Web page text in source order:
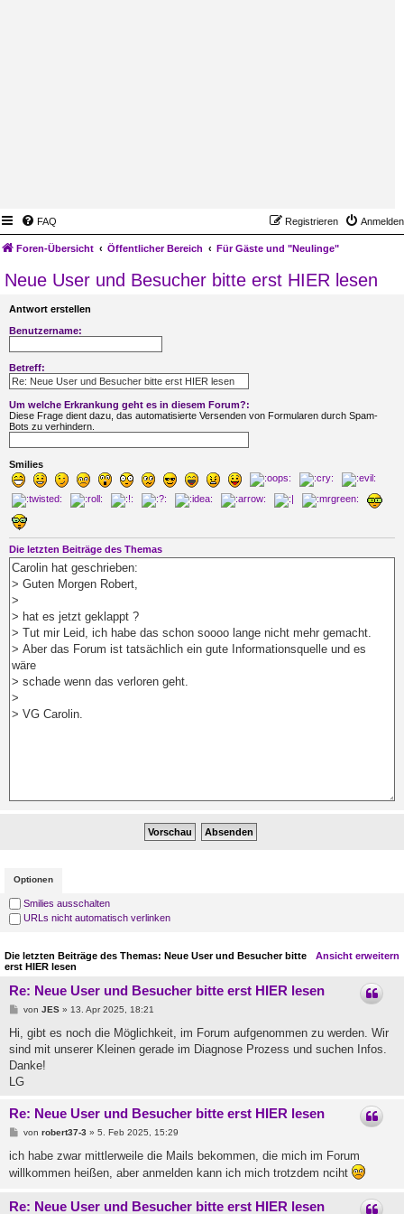
FAQ Anmelden
Registrieren
Foren-Übersicht Öffentlicher Bereich Für Gäste und "Neulinge"
Neue User und Besucher bitte erst HIER lesen
Antwort erstellen
Benutzername:
Betreff:
Um welche Erkrankung geht es in diesem Forum?:
Diese Frage dient dazu, das automatisierte Versenden von Formularen durch Spam-
Bots zu verhindern.
Smilies
Die letzten Beiträge des Themas
Optionen
Smilies ausschalten
URLs nicht automatisch verlinken
Ansicht erweitern
Die letzten Beiträge des Themas: Neue User und Besucher bitte
erst HIER lesen
Re: Neue User und Besucher bitte erst HIER lesen
von JES» 13. Apr 2025, 18:21
Hi, gibt es noch die Möglichkeit, im Forum aufgenommen zu werden. Wir
sind mit unserer Kleinen gerade im Diagnose Prozess und suchen Infos.
Danke!
LG
Re: Neue User und Besucher bitte erst HIER lesen
von robert37-3 » 5. Feb 2025, 15:29
ich habe zwar mittlerweile die Mails bekommen, die mich im Forum
willkommen heißen, aber anmelden kann ich mich trotzdem nciht
Re: Neue User und Besucher bitte erst HIER lesen